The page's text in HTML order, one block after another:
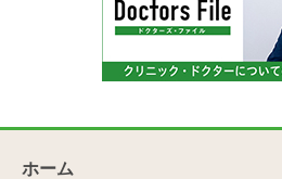
ホーム